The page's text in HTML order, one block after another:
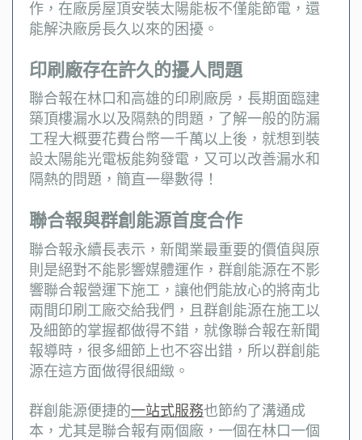
作，在廠房屋頂安裝太陽能板不僅能節電，還
能解決廠房長久以來的困擾。
印刷廠存在許久的擾人問題
聯合報在林口和高雄的印刷廠房，長期面臨建
築頂樓漏水以及隔熱的問題，了解一般的防漏
工程大概要花費台幣一千萬以上後，就想到裝
設太陽能光電板能夠發電，又可以改善漏水和
隔熱的問題，簡直一舉數得！
聯合報與群創能源首度合作
聯合報永續長表示，新聞業最重要的價值與原
則是絕對不能影響媒體運作，群創能源在不影
響聯合報營運下施工，讓他們能放心的將南北
兩間印刷工廠交給我們，且群創能源在施工以
及細節的掌握都做得不錯，就像聯合報在新聞
報導時，很多細節上也不容出錯，所以群創能
源在這方面做得很細緻。
群創能源便捷的一站式服務也節約了溝通成
本，尤其是聯合報有兩個廠，一個在林口一個